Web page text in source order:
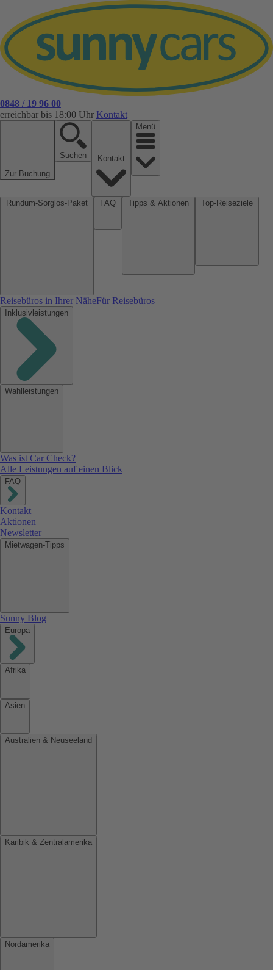
0848 / 19 96 00
erreichbar bis 18:00 Uhr Kontakt
Zur Buchung
Suchen
Menü
Reisebüros in Ihrer NäheFür Reisebüros
Inklusivleistungen
Wahlleistungen
Was ist Car Check?
Alle Leistungen auf einen Blick
FAQ
Kontakt
Aktionen
Newsletter
Mietwagen-Tipps
Sunny Blog
Europa
Afrika
Asien
Australien & Neuseeland
Karibik & Zentralamerika
Nordamerika